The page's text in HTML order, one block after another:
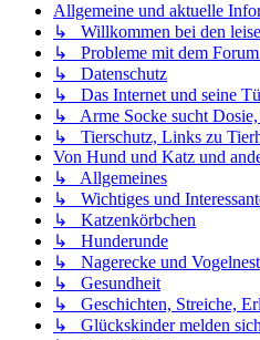
Allgemeine und aktuelle
↳ Willkommen bei den
↳ Probleme mit dem Forum
↳ Datenschutz
↳ Das Internet und seine
↳ Arme Socke sucht
↳ Tierschutz, Links zu
Von Hund und Katz und
↳ Allgemeines
↳ Wichtiges und
↳ Katzenkörbchen
↳ Hunderunde
↳ Nagerecke und Vogelnest
↳ Gesundheit
↳ Geschichten, Streiche,
↳ Glückskinder melden